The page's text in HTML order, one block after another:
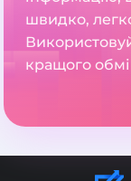
швидко,
кращого